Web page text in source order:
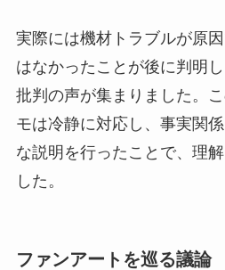
実際には機材トラブルが原
はなかったことが後に判明
批判の声が集まりました。
モは冷静に対応し、事実関
な説明を行ったことで、理
した。
ファンアートを巡る議論